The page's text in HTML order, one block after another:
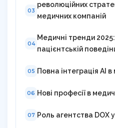
03
революційних
медичних компаній
04
Медичні тренди
пацієнтській
05 Повна інтеграція AI
06 Нові професії в
07 Роль агентства DOX